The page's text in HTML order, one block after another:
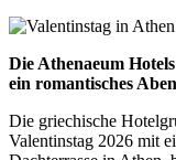
Die Athenaeum
ein romantisches
Die griechische
Valentinstag 2026 mit